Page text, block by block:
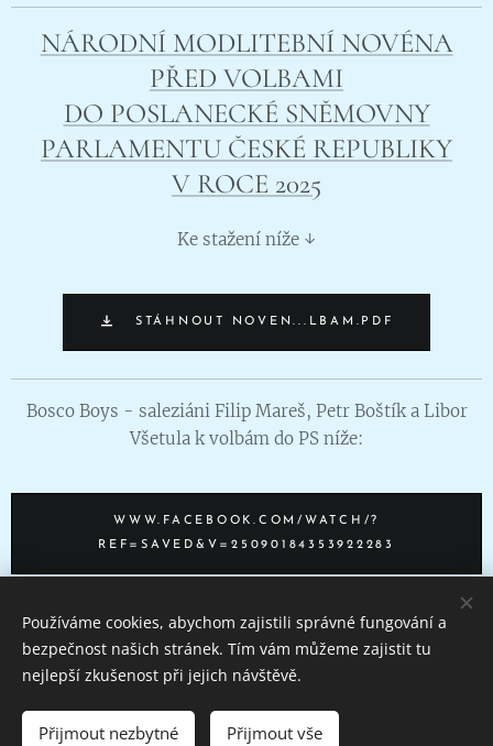
NÁRODNÍ MODLITEBNÍ NOVÉNA
PŘED VOLBAMI
DO POSLANECKÉ SNĚMOVNY
PARLAMENTU ČESKÉ REPUBLIKY
V ROCE 2025
Ke stažení níže ↓
STÁHNOUT NOVEN...LBAM.PDF
Bosco Boys - saleziáni Filip Mareš, Petr Boštík a Libor
Všetula k volbám do PS níže:
WWW.FACEBOOK.COM/WATCH/?
REF=SAVED&V=25090184353922283
Share
Používáme cookies, abychom zajistili správné fungování a
bezpečnost našich stránek. Tím vám můžeme zajistit tu
nejlepší zkušenost při jejich návštěvě.
Přijmout nezbytné Přijmout vše